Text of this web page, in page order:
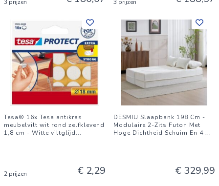
3 prijzen 3 prijzen
Tesa® 16x Tesa antikras
meubelvilt wit rond zelfklevend
1,8 cm - Witte viltglijd...
2 prijzen € 2,29
DESMIU Slaapbank 198 Cm -
Modulaire 2-Zits Futon Met
Hoge Dichtheid Schuim En 4 ...
€ 329,99